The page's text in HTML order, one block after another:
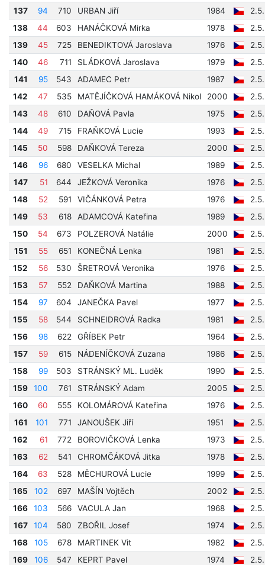
137
94 710 URBAN Jiří 1984
138
44 603 HANÁČKOVÁ Mirka 1978
139
45 725 BENEDIKTOVÁ Jaroslava 1976
140
46 711 SLÁDKOVÁ Jaroslava 1979
141
95 543 ADAMEC Petr 1987
142
47 535 MATĚJÍČKOVÁ HAMÁKOVÁ Nikol 2000
143
48 610 DAŇOVÁ Pavla 1975
144
49 715 FRAŇKOVÁ Lucie 1993
145
50 598 DAŇKOVÁ Tereza 2000
146
96 680 VESELKA Michal 1989
147
51 644 JEŽKOVÁ Veronika 1976
148
52 591 VIČÁNKOVÁ Petra 1976
149
53 618 ADAMCOVÁ Kateřina 1989
150
54 673 POLZEROVÁ Natálie 2000
151
55 651 KONEČNÁ Lenka 1981
152
56 530 ŠRETROVÁ Veronika 1976
153
57 552 DAŇKOVÁ Martina 1988
154
97 604 JANEČKA Pavel 1977
155
58 544 SCHNEIDROVÁ Radka 1981
156
98 622 GŘÍBEK Petr 1964
157
59 615 NÁDENÍČKOVÁ Zuzana 1986
158
99 503 STRÁNSKÝ ML. Luděk 1990
159
100 761 STRÁNSKÝ Adam 2005
160
60 555 KOLOMÁROVÁ Kateřina 1976
161
101 771 JANOUŠEK Jiří 1951
162
61 772 BOROVIČKOVÁ Lenka 1973
163
62 541 CHROMČÁKOVÁ Jitka 1978
164
63 528 MĚCHUROVÁ Lucie 1999
165
102 697 MAŠÍN Vojtěch 2002
166
103 566 VACULA Jan 1968
167
104 580 ZBOŘIL Josef 1974
168
105 678 MARTINEK Vit 1982
169
106 547 KEPRT Pavel 1974